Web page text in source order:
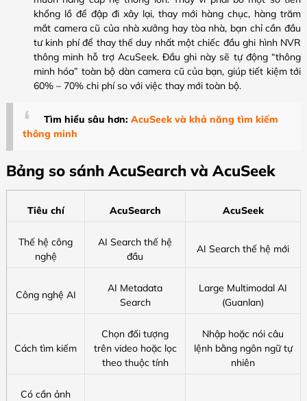
khổng lồ để đập đi xây lại, thay mới hàng chục, hàng trăm
mắt camera cũ của nhà xưởng hay tòa nhà, bạn chỉ cần đầu
tư kinh phí để thay thế duy nhất một chiếc đầu ghi hình NVR
thông minh hỗ trợ AcuSeek. Đầu ghi này sẽ tự động “thông
minh hóa” toàn bộ dàn camera cũ của bạn, giúp tiết kiệm tới
60% – 70% chi phí so với việc thay mới toàn bộ.
Tìm hiểu sâu hơn: AcuSeek và khả năng tìm kiếm
thông minh
Bảng so sánh AcuSearch và AcuSeek
Tiêu chí AcuSearch AcuSeek
Thế hệ công
nghệ
AI Search thế hệ
đầu
AI Search thế hệ mới
Công nghệ AI
AI Metadata
Search
Large Multimodal AI
(Guanlan)
Cách tìm kiếm
Chọn đối tượng
trên video hoặc lọc
theo thuộc tính
Nhập hoặc nói câu
lệnh bằng ngôn ngữ tự
nhiên
Có cần ảnh